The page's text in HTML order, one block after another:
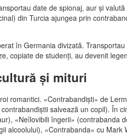
date de spionaj, aur și
din Turcia ajungea prin
în Germania divizată.
copiate de studenți, au devenit
și mituri
romantici. «Contrabandiști» de
salvează un copil). În
«Neîlovibili îngerii»
alcoolului), «Contrabanda» cu Mark